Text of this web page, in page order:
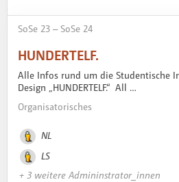
SoSe 23 – SoSe 24
HUNDERTELF.
Alle Infos rund um die Studentische
Design „HUNDERTELF.“ All …
Organisatorisches
NL
LS
+ 3 weitere Admininstrator_innen